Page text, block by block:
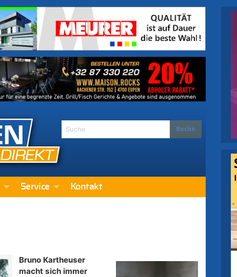
Service Kontakt
Bruno Kartheuser
macht sich immer